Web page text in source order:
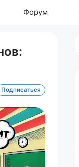
Форум
Подписаться